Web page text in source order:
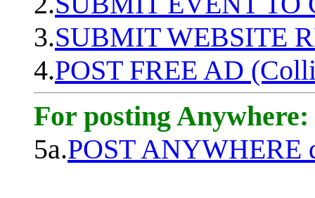
3.SUBMIT WEBSITE
4.POST FREE AD
For posting Anywhere:
5a.POST ANYWHERE